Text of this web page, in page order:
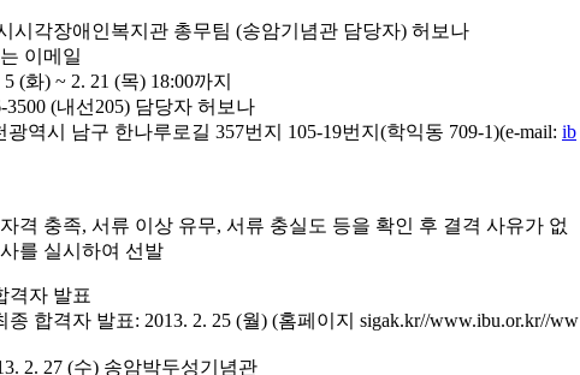
시각장애인복지관 총무팀 (송암기념관 담당자) 허보나
이메일
(화) ~ 2. 21 (목) 18:00까지
3500 (내선205) 담당자 허보나
광역시 남구 한나루로길 357번지 105-19번지(학익동 709-1)(e-mail: ib
격 충족, 서류 이상 유무, 서류 충실도 등을 확인 후 결격 사유가 없
를 실시하여 선발
격자 발표
합격자 발표: 2013. 2. 25 (월) (홈페이지 sigak.kr//www.ibu.or.kr//ww
2. 27 (수) 송암박두성기념관